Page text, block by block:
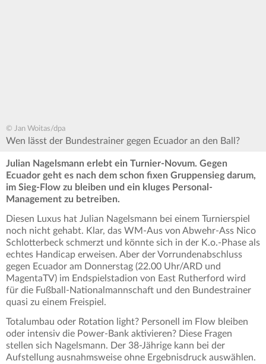
© Jan Woitas/dpa
Wen lässt der Bundestrainer gegen Ecuador an den Ball?
Julian Nagelsmann erlebt ein Turnier-Novum. Gegen
Ecuador geht es nach dem schon fixen Gruppensieg darum,
im Sieg-Flow zu bleiben und ein kluges Personal-
Management zu betreiben.
Diesen Luxus hat Julian Nagelsmann bei einem Turnierspiel
noch nicht gehabt. Klar, das WM-Aus von Abwehr-Ass Nico
Schlotterbeck schmerzt und könnte sich in der K.o.-Phase als
echtes Handicap erweisen. Aber der Vorrundenabschluss
gegen Ecuador am Donnerstag (22.00 Uhr/ARD und
MagentaTV) im Endspielstadion von East Rutherford wird
für die Fußball-Nationalmannschaft und den Bundestrainer
quasi zu einem Freispiel.
Totalumbau oder Rotation light? Personell im Flow bleiben
oder intensiv die Power-Bank aktivieren? Diese Fragen
stellen sich Nagelsmann. Der 38-Jährige kann bei der
Aufstellung ausnahmsweise ohne Ergebnisdruck auswählen.